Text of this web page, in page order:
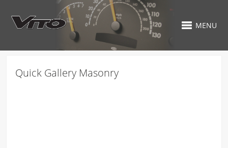
MENU
Quick Gallery Masonry